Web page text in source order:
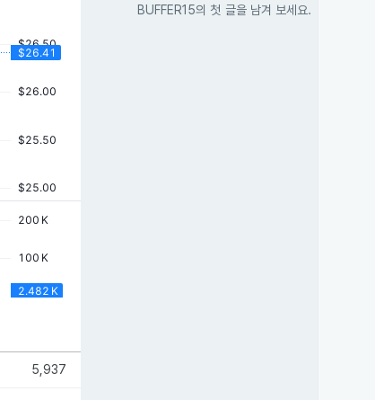
BUFFER15의 첫 글을 남겨 보세요.